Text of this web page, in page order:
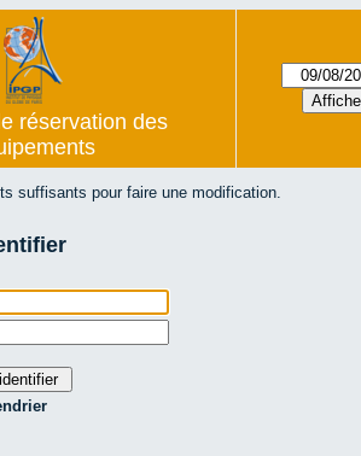
réservation des
suffisants pour faire une modification.